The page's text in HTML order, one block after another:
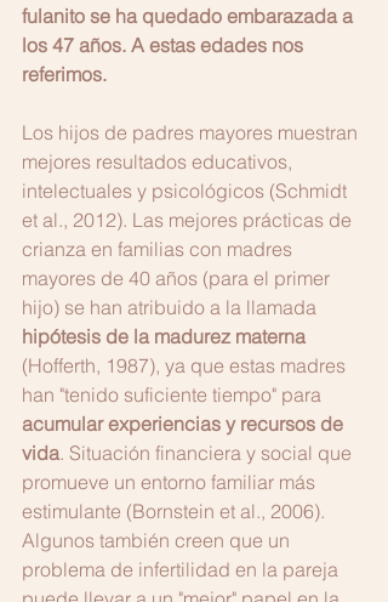
fulanito se ha quedado embarazada a
los 47 años. A estas edades nos
referimos.
Los hijos de padres mayores muestran
mejores resultados educativos,
intelectuales y psicológicos (Schmidt
et al., 2012). Las mejores prácticas de
crianza en familias con madres
mayores de 40 años (para el primer
hijo) se han atribuido a la llamada
hipótesis de la madurez materna
(Hofferth, 1987), ya que estas madres
han "tenido suficiente tiempo" para
acumular experiencias y recursos de
vida. Situación financiera y social que
promueve un entorno familiar más
estimulante (Bornstein et al., 2006).
Algunos también creen que un
problema de infertilidad en la pareja